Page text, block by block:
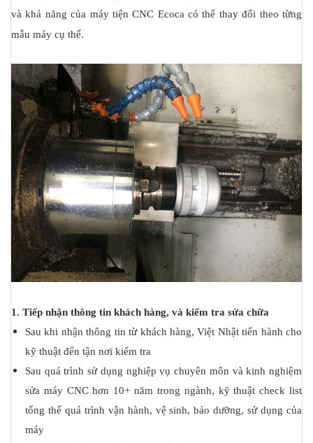
và khả năng của máy tiện CNC Ecoca có thể thay đổi theo từng
mẫu máy cụ thể.
1. Tiếp nhận thông tin khách hàng, và kiểm tra sửa chữa
Sau khi nhận thông tin từ khách hàng, Việt Nhật tiến hành cho
kỹ thuật đến tận nơi kiểm tra
Sau quá trình sử dụng nghiệp vụ chuyên môn và kinh nghiệm
sửa máy CNC hơn 10+ năm trong ngành, kỹ thuật check list
tổng thể quá trình vận hành, vệ sinh, bảo dưỡng, sử dụng của
máy